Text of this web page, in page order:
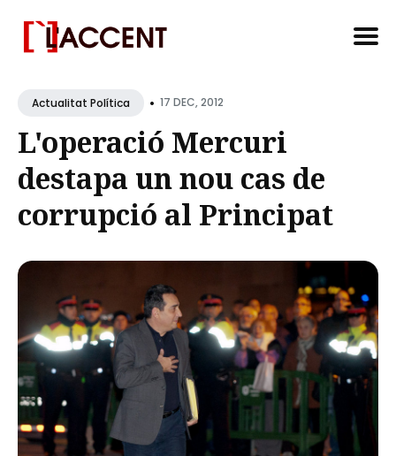
forActualitat Política • 17 DEC, 2012
L'operació Mercuri
destapa un nou cas de
corrupció al Principat